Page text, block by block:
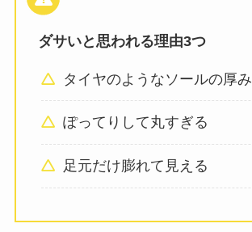
ダサいと思われる理由3つ
タイヤのようなソールの厚み
ぽってりして丸すぎる
足元だけ膨れて見える